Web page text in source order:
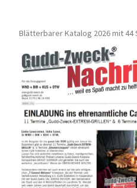
Blätterbarer Katalog 2026 mit 44